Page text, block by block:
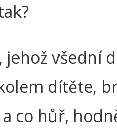
jehož všední
dítěte,
co hůř,